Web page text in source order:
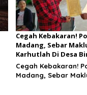
Cegah Kebakaran!
Madang, Sebar
Karhutlah Di Desa
Cegah Kebakaran!
Madang, Sebar